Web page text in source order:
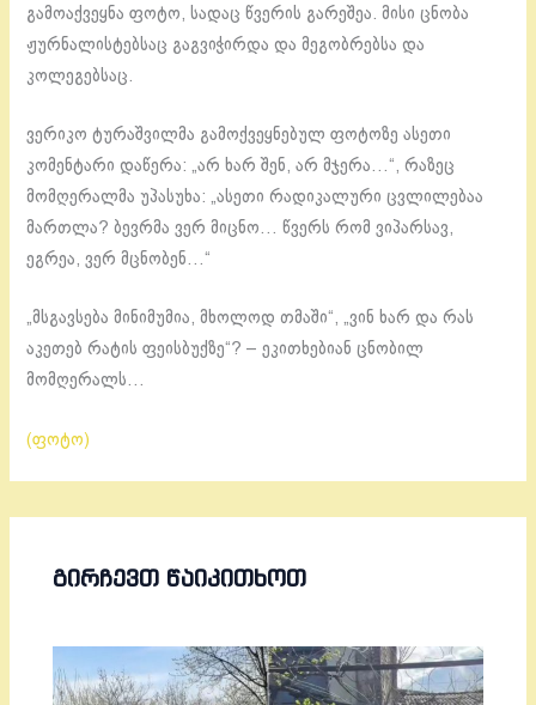
გამოაქვეყნა ფოტო, სადაც წვერის გარეშეა. მისი ცნობა
ჟურნალისტებსაც გაგვიჭირდა და მეგობრებსა და
კოლეგებსაც.
ვერიკო ტურაშვილმა გამოქვეყნებულ ფოტოზე ასეთი
კომენტარი დაწერა: „არ ხარ შენ, არ მჯერა…“, რაზეც
მომღერალმა უპასუხა: „ასეთი რადიკალური ცვლილებაა
მართლა? ბევრმა ვერ მიცნო… წვერს რომ ვიპარსავ,
ეგრეა, ვერ მცნობენ…“
„მსგავსება მინიმუმია, მხოლოდ თმაში“, „ვინ ხარ და რას
აკეთებ რატის ფეისბუქზე“? – ეკითხებიან ცნობილ
მომღერალს…
(ფოტო)
ᲒᲘᲠᲩᲔᲕᲗ ᲬᲐᲘᲙᲘᲗᲮᲝᲗ